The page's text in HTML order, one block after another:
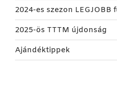
2024-es szezon LEGJOBB
2025-ös TTTM újdonság
Ajándéktippek